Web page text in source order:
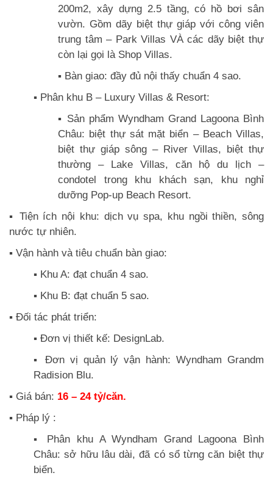
200m2, xây dựng 2.5 tầng, có hồ bơi sân
vườn. Gồm dãy biệt thự giáp với công viên
trung tâm – Park Villas VÀ các dãy biệt thự
còn lại gọi là Shop Villas.
▪️ Bàn giao: đầy đủ nội thấy chuẩn 4 sao.
▪️ Phân khu B – Luxury Villas & Resort:
▪️ Sản phẩm Wyndham Grand Lagoona Bình
Châu: biệt thự sát mặt biển – Beach Villas,
biệt thự giáp sông – River Villas, biệt thự
thường – Lake Villas, căn hộ du lịch –
condotel trong khu khách sạn, khu nghỉ
dưỡng Pop-up Beach Resort.
▪️ Tiện ích nội khu: dịch vụ spa, khu ngồi thiền, sông
nước tự nhiên.
▪️ Vận hành và tiêu chuẩn bàn giao:
▪️ Khu A: đạt chuẩn 4 sao.
▪️ Khu B: đạt chuẩn 5 sao.
▪️ Đối tác phát triển:
▪️ Đơn vị thiết kế: DesignLab.
▪️ Đơn vị quản lý vận hành: Wyndham Grandm
Radision Blu.
▪️ Giá bán: 16 – 24 tỷ/căn.
▪️ Pháp lý :
▪️ Phân khu A Wyndham Grand Lagoona Bình
Châu: sở hữu lâu dài, đã có sổ từng căn biệt thự
biển.